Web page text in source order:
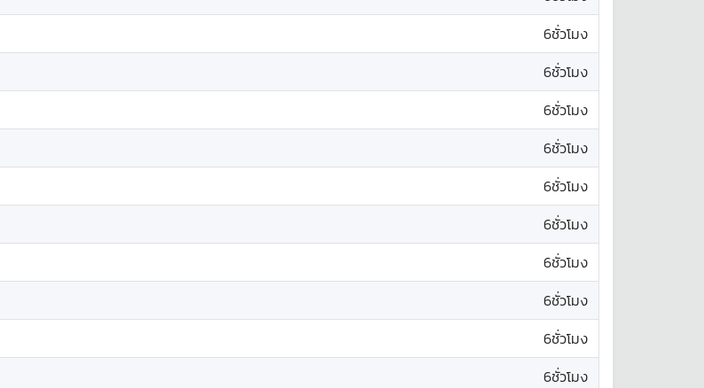
6ชั่วโมง
6ชั่วโมง
6ชั่วโมง
6ชั่วโมง
6ชั่วโมง
6ชั่วโมง
6ชั่วโมง
6ชั่วโมง
6ชั่วโมง
6ชั่วโมง